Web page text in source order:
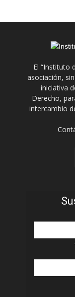
El “Instituto
asociación,
iniciativa
Derecho,
intercambio